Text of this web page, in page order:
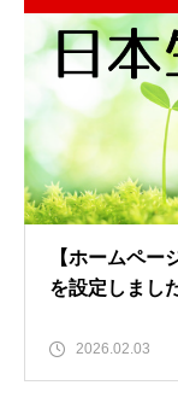
【ホームペー
を設定しまし
2026.02.03